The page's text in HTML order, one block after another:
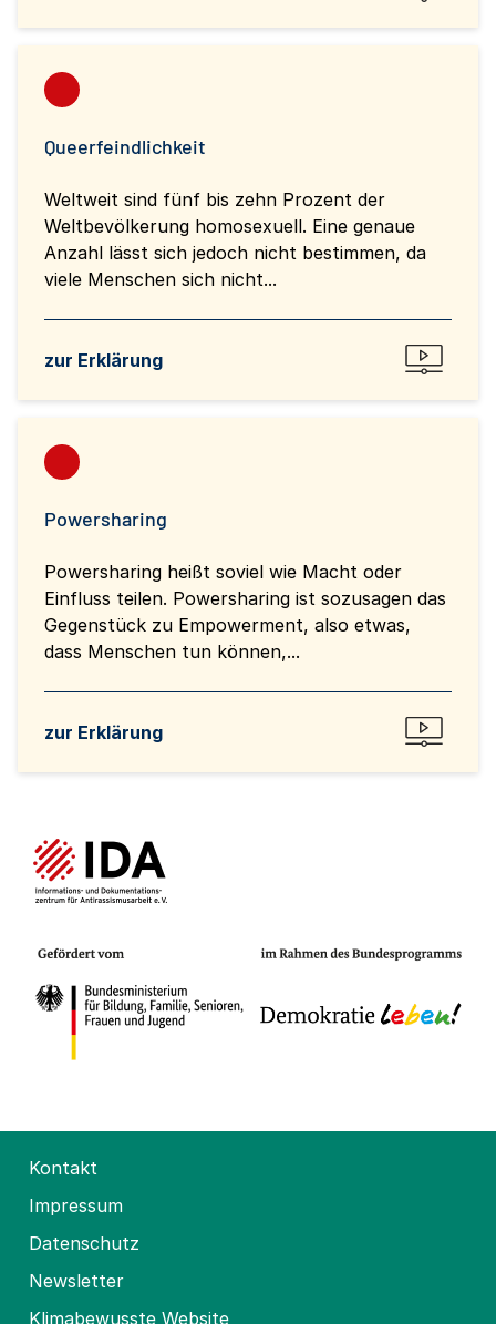
Queerfeindlichkeit
Weltweit sind fünf bis zehn Prozent der
Weltbevölkerung homosexuell. Eine genaue
Anzahl lässt sich jedoch nicht bestimmen, da
viele Menschen sich nicht...
zur Erklärung
Powersharing
Powersharing heißt soviel wie Macht oder
Einfluss teilen. Powersharing ist sozusagen das
Gegenstück zu Empowerment, also etwas,
dass Menschen tun können,...
zur Erklärung
Kontakt
Impressum
Datenschutz
Newsletter
Klimabewusste Website